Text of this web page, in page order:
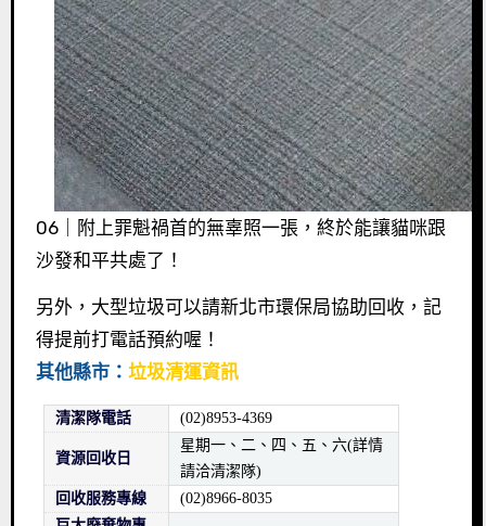
06｜附上罪魁禍首的無辜照一張，終於能讓貓咪跟
沙發和平共處了！
另外，大型垃圾可以請新北市環保局協助回收，記
得提前打電話預約喔！
其他縣市： 垃圾清運資訊
清潔隊電話 (02)8953-4369
資源回收日
星期一、二、四、五、六(詳情
請洽清潔隊)
回收服務專線
(02)8966-8035